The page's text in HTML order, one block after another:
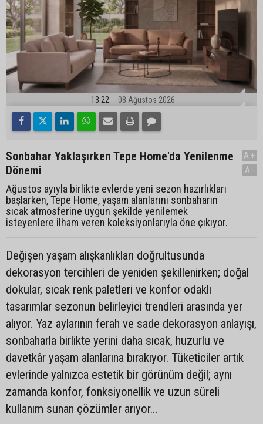
13:22 08 Ağustos 2026
Sonbahar Yaklaşırken Tepe Home'da Yenilenme
Dönemi
Ağustos ayıyla birlikte evlerde yeni sezon hazırlıkları
başlarken, Tepe Home, yaşam alanlarını sonbaharın
sıcak atmosferine uygun şekilde yenilemek
isteyenlere ilham veren koleksiyonlarıyla öne çıkıyor.
A+
A-
Değişen yaşam alışkanlıkları doğrultusunda
dekorasyon tercihleri de yeniden şekillenirken; doğal
dokular, sıcak renk paletleri ve konfor odaklı
tasarımlar sezonun belirleyici trendleri arasında yer
alıyor. Yaz aylarının ferah ve sade dekorasyon anlayışı,
sonbaharla birlikte yerini daha sıcak, huzurlu ve
davetkâr yaşam alanlarına bırakıyor. Tüketiciler artık
evlerinde yalnızca estetik bir görünüm değil; aynı
zamanda konfor, fonksiyonellik ve uzun süreli
kullanım sunan çözümler arıyor…